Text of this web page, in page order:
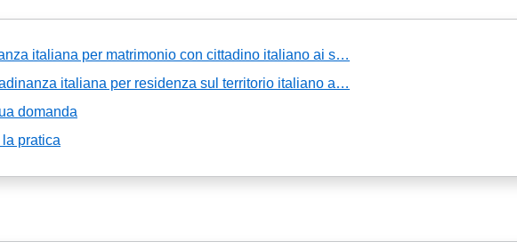
italiana per matrimonio con cittadino italiano ai s…
italiana per residenza sul territorio italiano a…
domanda
pratica